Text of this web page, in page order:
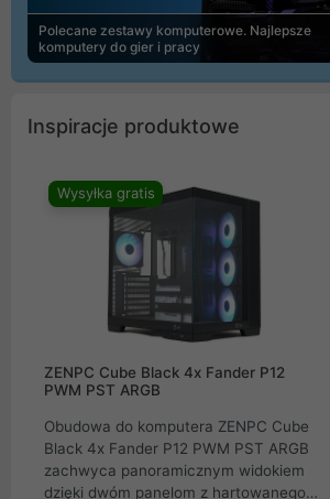
Polecane zestawy komputerowe. Najlepsze
komputery do gier i pracy
Inspiracje produktowe
Wysyłka gratis
ZENPC Cube Black 4x Fander P12
PWM PST ARGB
Obudowa do komputera ZENPC Cube
Black 4x Fander P12 PWM PST ARGB
zachwyca panoramicznym widokiem
dzięki dwóm panelom z hartowanego